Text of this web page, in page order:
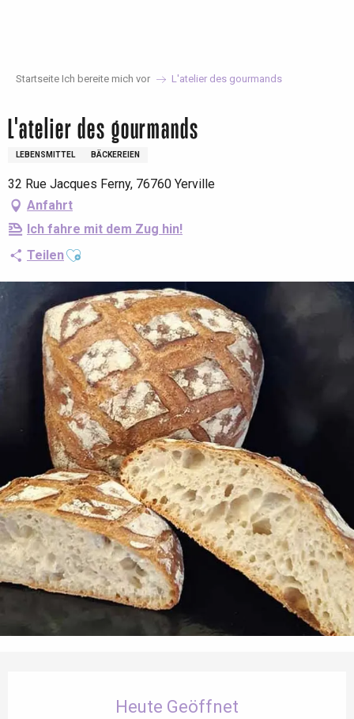
Startseite Ich bereite mich vor L'atelier des gourmands
L'atelier des gourmands
LEBENSMITTEL BÄCKEREIEN
32 Rue Jacques Ferny, 76760 Yerville
Anfahrt
Ich fahre mit dem Zug hin!
TeilenAjouter aux favoris
Heute Geöffnet